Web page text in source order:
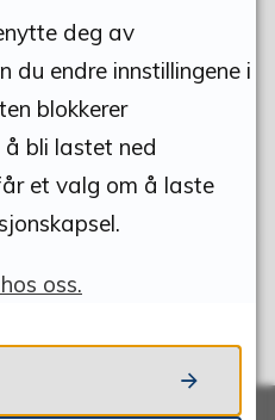
begynner nå
deg av
du endre innstillingene i
blokkerer
bli lastet ned
et valg om å laste
oss.